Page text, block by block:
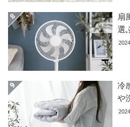
配
送
料
に
つ
て
大
型
扇
選
す
冷
や
果